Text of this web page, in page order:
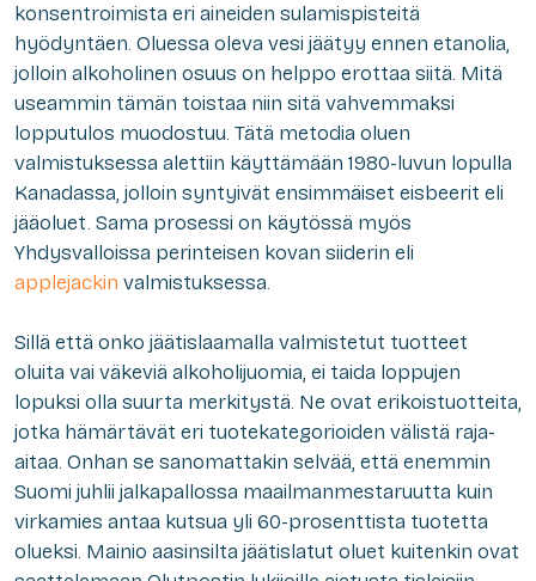
konsentroimista eri aineiden sulamispisteitä
hyödyntäen. Oluessa oleva vesi jäätyy ennen etanolia,
jolloin alkoholinen osuus on helppo erottaa siitä. Mitä
useammin tämän toistaa niin sitä vahvemmaksi
lopputulos muodostuu. Tätä metodia oluen
valmistuksessa alettiin käyttämään 1980-luvun lopulla
Kanadassa, jolloin syntyivät ensimmäiset eisbeerit eli
jääoluet. Sama prosessi on käytössä myös
Yhdysvalloissa perinteisen kovan siiderin eli
applejackin valmistuksessa.
Sillä että onko jäätislaamalla valmistetut tuotteet
oluita vai väkeviä alkoholijuomia, ei taida loppujen
lopuksi olla suurta merkitystä. Ne ovat erikoistuotteita,
jotka hämärtävät eri tuotekategorioiden välistä raja-
aitaa. Onhan se sanomattakin selvää, että enemmin
Suomi juhlii jalkapallossa maailmanmestaruutta kuin
virkamies antaa kutsua yli 60-prosenttista tuotetta
olueksi. Mainio aasinsilta jäätislatut oluet kuitenkin ovat